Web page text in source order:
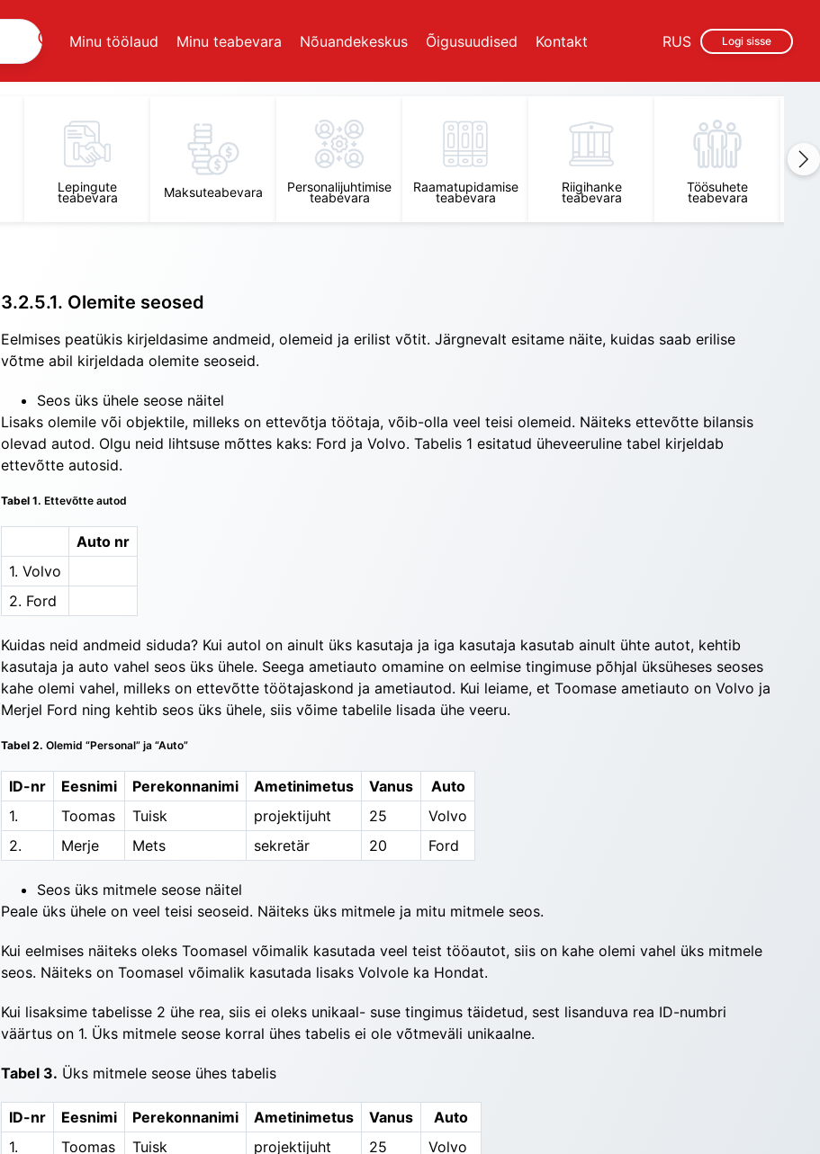
Minu töölaud Minu teabevara Nõuandekeskus Õigusuudised Kontakt Logi sisse
RUS
Lepingute
teabevara Maksuteabevara Personalijuhtimise
teabevara
Raamatupidamise
teabevara
Riigihanke
teabevara
Töösuhete
teabevara
3.2.5.1. Olemite seosed
Eelmises peatükis kirjeldasime andmeid, olemeid ja erilist võtit. Järgnevalt esitame näite, kuidas saab erilise
võtme abil kirjeldada olemite seoseid.
Seos üks ühele seose näitel
Lisaks olemile või objektile, milleks on ettevõtja töö­ta­ja, võib-olla veel teisi olemeid. Näiteks ettevõtte bi­lansis
olevad autod. Olgu neid lihtsuse mõttes kaks: Ford­ ja Volvo. Tabelis 1 esitatud üheveeruline tabel kir­jeldab
ettevõtte autosid.
Tabel 1. Ettevõtte autod
Auto nr
1. Volvo
2. Ford
Kuidas neid andmeid siduda? Kui autol on ainult üks kasutaja ja iga kasutaja kasutab ainult ühte autot, kehtib
kasutaja ja auto vahel seos üks ühele. Seega ametiauto omamine on eelmise tingimuse põhjal üks­üheses seoses
kahe olemi vahel, milleks on ettevõtte töötajaskond ja ametiautod. Kui leiame, et Toomase ametiauto on Volvo ja
Merjel Ford ning kehtib seos üks ühe­le, siis võime tabelile lisada ühe veeru.
Tabel 2. Olemid “Personal” ja “Auto”
ID-nr Eesnimi Perekonnanimi Ametinimetus Vanus
Auto
1.
Toomas Tuisk projektijuht 25
Volvo
2.
Merje Mets sekretär 20 Ford
Seos üks mitmele seose näitel
Peale üks ühele on veel teisi seoseid. Näiteks üks mitmele ja mitu mitmele seos.
Kui eelmises näiteks oleks Toomasel võimalik kasu­tada veel teist tööautot, siis on kahe olemi vahel üks mit­mele
seos. Näiteks on Toomasel võimalik kasutada li­saks Volvole ka Hondat.
Kui lisaksime tabelisse 2 ühe rea, siis ei oleks unikaal- suse tingimus täidetud, sest lisanduva rea ID-numbri
väärtus on 1. Üks mitmele seose korral ühes tabelis ei ole võtmeväli unikaalne.
Tabel 3. Üks mitmele seose ühes tabelis
ID-nr Eesnimi Perekonnanimi Ametinimetus Vanus
Auto
1.
Toomas Tuisk projektijuht 25
Volvo